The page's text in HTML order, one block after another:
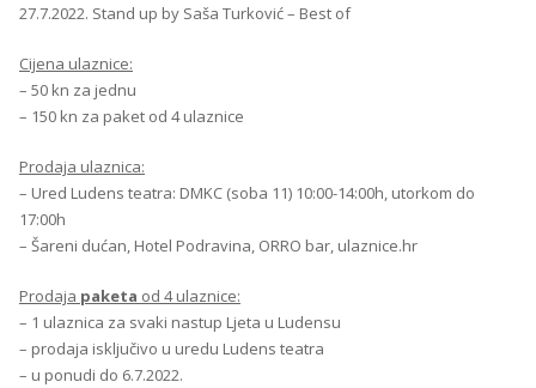
27.7.2022. Stand up by Saša Turković – Best of
Cijena ulaznice:
– 50 kn za jednu
– 150 kn za paket od 4 ulaznice
Prodaja ulaznica:
– Ured Ludens teatra: DMKC (soba 11) 10:00-14:00h, utorkom do
17:00h
– Šareni dućan, Hotel Podravina, ORRO bar, ulaznice.hr
Prodaja paketa od 4 ulaznice:
– 1 ulaznica za svaki nastup Ljeta u Ludensu
– prodaja isključivo u uredu Ludens teatra
– u ponudi do 6.7.2022.